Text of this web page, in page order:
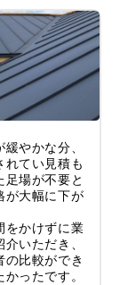
やかな分、
れてい見積も
足場が不要と
が大幅に下が
をかけずに業
いただき、
の比較ができ
ったです。